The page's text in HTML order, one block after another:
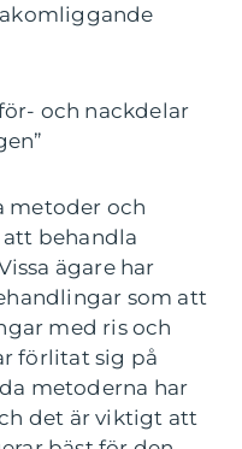
och nackdelar
metoder och
behandla
ägare har
som att
med ris och
förlitat sig på
metoderna har
det är viktigt att